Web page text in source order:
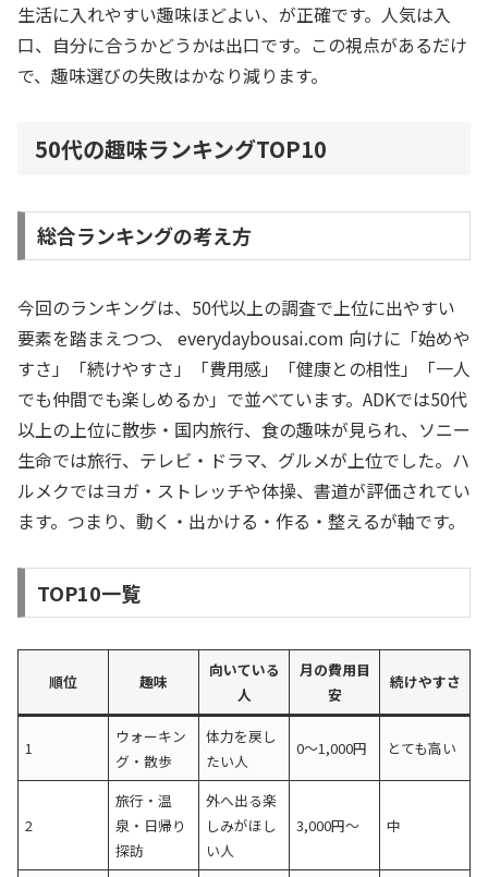
生活に入れやすい趣味ほどよい、が正確です。人気は入
口、自分に合うかどうかは出口です。この視点があるだけ
で、趣味選びの失敗はかなり減ります。
50代の趣味ランキングTOP10
総合ランキングの考え方
今回のランキングは、50代以上の調査で上位に出やすい
要素を踏まえつつ、 everydaybousai.com 向けに「始めや
すさ」「続けやすさ」「費用感」「健康との相性」「一人
でも仲間でも楽しめるか」で並べています。ADKでは50代
以上の上位に散歩・国内旅行、食の趣味が見られ、ソニー
生命では旅行、テレビ・ドラマ、グルメが上位でした。ハ
ルメクではヨガ・ストレッチや体操、書道が評価されてい
ます。つまり、動く・出かける・作る・整えるが軸です。
TOP10一覧
順位 趣味
向いている
人
月の費用目
安
続けやすさ
1
ウォーキン
グ・散歩
体力を戻し
たい人
0〜1,000円 とても高い
2
旅行・温
泉・日帰り
探訪
外へ出る楽
しみがほし
い人
3,000円〜 中